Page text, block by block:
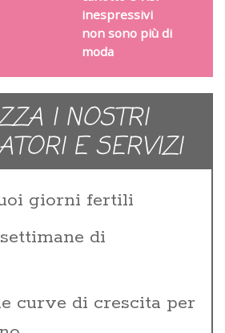
inespressivi
non sono più di
moda
I NOSTRI
E SERVIZI
giorni fertili
di
curve di crescita per